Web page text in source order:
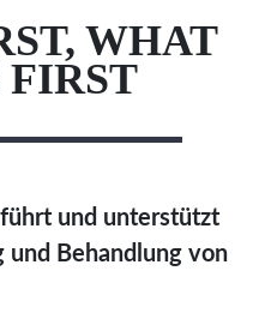
WHAT
führt und unterstützt
Behandlung von